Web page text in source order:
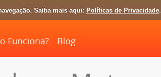
Saiba mais aqui: Políticas de Privacidade.
Funciona? Blog